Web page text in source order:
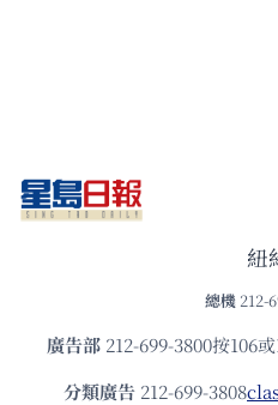
紐
總機 212-
廣告部212-699-3800按106或
分類廣告 212-699-3808